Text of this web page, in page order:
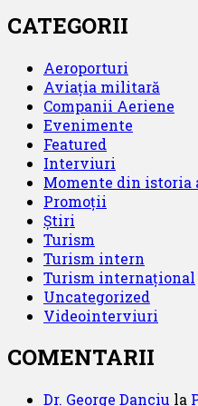
CATEGORII
Aeroporturi
Aviația militară
Companii Aeriene
Evenimente
Featured
Interviuri
Momente din istoria
Promoții
Știri
Turism
Turism intern
Turism internațional
Uncategorized
Videointerviuri
COMENTARII
Dr. George Danciu la